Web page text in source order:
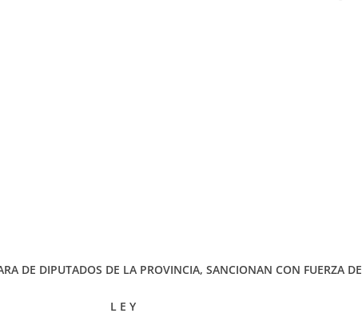
DE DIPUTADOS DE LA PROVINCIA, SANCIONAN CON FUERZA DE
L E Y